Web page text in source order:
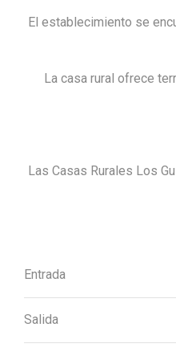
El establecimiento se
La casa rural ofrece
Las Casas Rurales Los
Entrada
Salida